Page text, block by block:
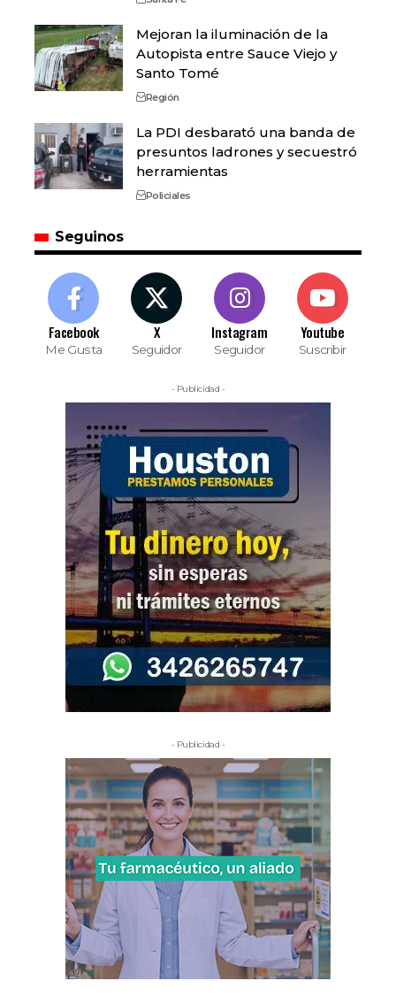
Mejoran la iluminación de la
Autopista entre Sauce Viejo y
Santo Tomé
Región
La PDI desbarató una banda de
presuntos ladrones y secuestró
herramientas
Policiales
Seguinos
Facebook
Me Gusta
X
Seguidor
Instagram
Seguidor
Youtube
Suscribir
- Publicidad -
- Publicidad -